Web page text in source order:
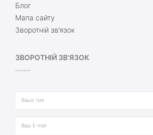
Блог
Мапа сайту
Зворотній зв’язок
ЗВОРОТНІЙ ЗВ'ЯЗОК